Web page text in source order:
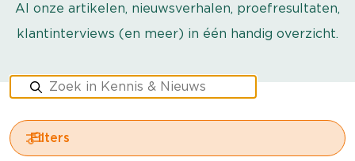
Al onze artikelen, nieuwsverhalen, proefresultaten,
klantinterviews (en meer) in één handig overzicht.
Filters